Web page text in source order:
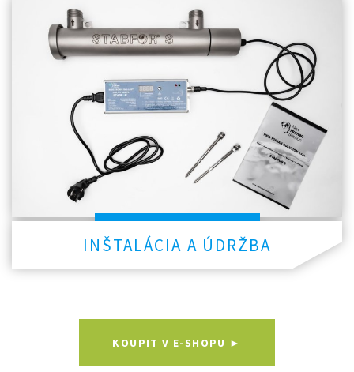
INŠTALÁCIA A ÚDRŽBA
KOUPIT V E-SHOPU ►